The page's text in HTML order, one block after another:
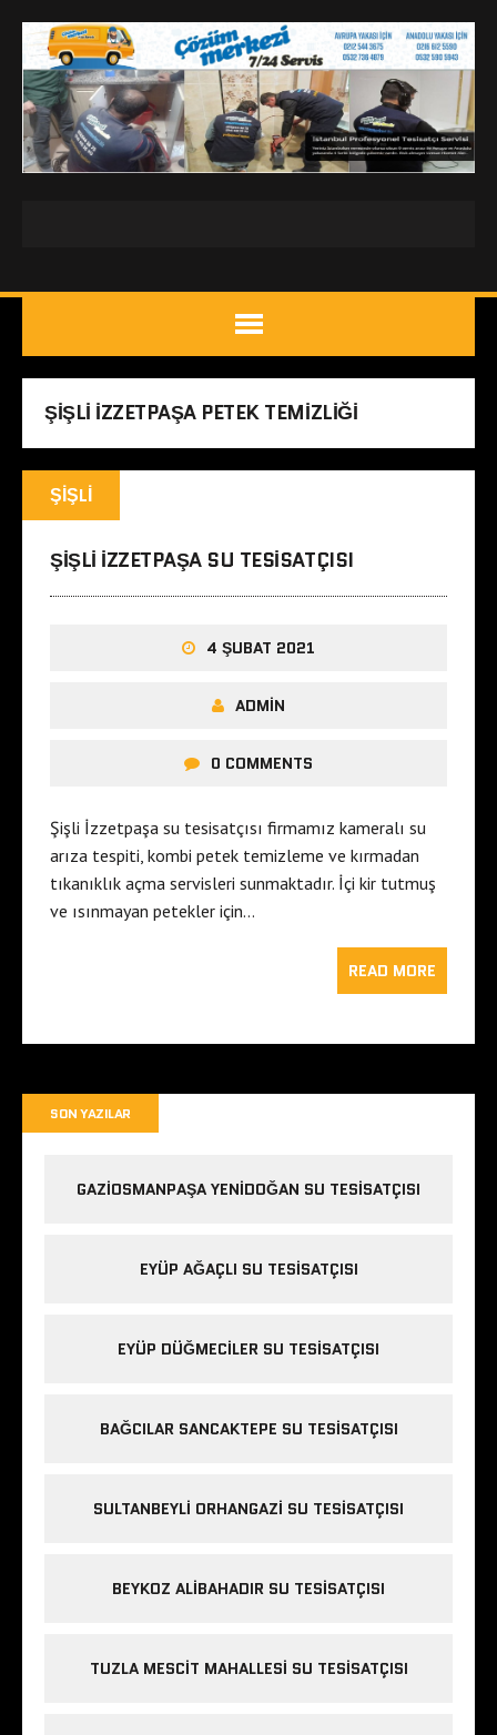
ŞIŞLI IZZETPAŞA PETEK TEMIZLIĞI
ŞIŞLI
ŞIŞLI IZZETPAŞA SU TESISATÇISI
4 ŞUBAT 2021
ADMIN
0 COMMENTS
Şişli İzzetpaşa su tesisatçısı firmamız kameralı su
arıza tespiti, kombi petek temizleme ve kırmadan
tıkanıklık açma servisleri sunmaktadır. İçi kir tutmuş
ve ısınmayan petekler için…
READ MORE
SON YAZILAR
GAZIOSMANPAŞA YENIDOĞAN SU TESISATÇISI
EYÜP AĞAÇLI SU TESISATÇISI
EYÜP DÜĞMECILER SU TESISATÇISI
BAĞCILAR SANCAKTEPE SU TESISATÇISI
SULTANBEYLI ORHANGAZI SU TESISATÇISI
BEYKOZ ALIBAHADIR SU TESISATÇISI
TUZLA MESCIT MAHALLESI SU TESISATÇISI